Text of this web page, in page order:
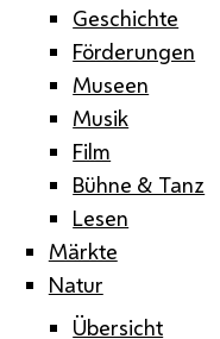
Geschichte
Förderungen
Museen
Musik
Film
Bühne & Tanz
Lesen
Märkte
Natur
Übersicht